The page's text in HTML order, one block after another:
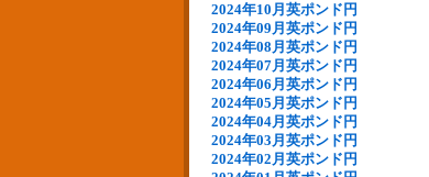
2024年10月英ポンド円
2024年09月英ポンド円
2024年08月英ポンド円
2024年07月英ポンド円
2024年06月英ポンド円
2024年05月英ポンド円
2024年04月英ポンド円
2024年03月英ポンド円
2024年02月英ポンド円